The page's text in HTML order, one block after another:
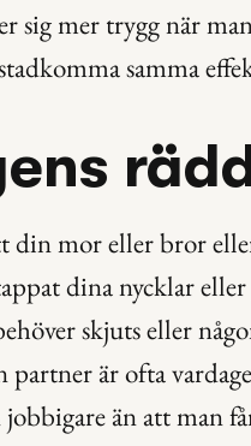
sig mer trygg när
samma
din mor eller bror
dina nycklar
skjuts eller
är ofta
än att man